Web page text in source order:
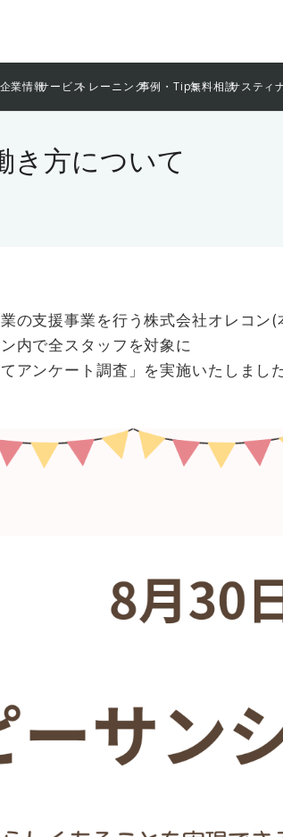
企業情報サービストレーニング事例・Tips無料相談サスティ
き方について
の支援事業を行う株式会社オレコン
内で全スタッフを対象に
アンケート調査」を実施いたしま